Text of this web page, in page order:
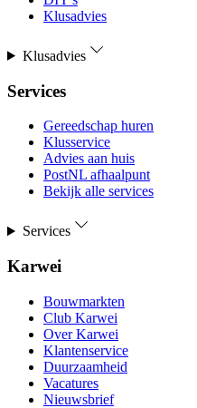
Klusadvies
Klusadvies
Services
Gereedschap huren
Klusservice
Advies aan huis
PostNL afhaalpunt
Bekijk alle services
Services
Karwei
Bouwmarkten
Club Karwei
Over Karwei
Klantenservice
Duurzaamheid
Vacatures
Nieuwsbrief